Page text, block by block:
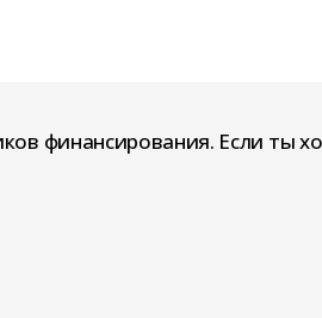
финансирования. Если ты